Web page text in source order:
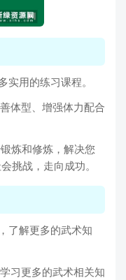
实用的练习课程。
体型、增强体力配合
炼和修炼，解决您
挑战，走向成功。
了解更多的武术知
习更多的武术相关知